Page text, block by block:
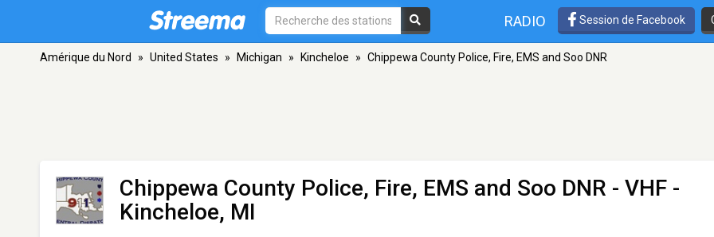
RADIO Session de Facebook
Amérique du Nord » United States » Michigan » Kincheloe » Chippewa County Police, Fire, EMS and Soo DNR
Chippewa County Police, Fire, EMS and Soo DNR - VHF -
Kincheloe, MI